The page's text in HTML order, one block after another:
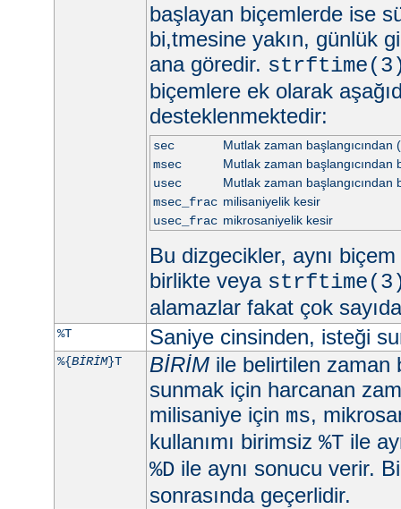
başlayan biçemlerde ise
bi,tmesine yakın, günlük
ana göredir.
biçemlere ek olarak
desteklenmektedir:
sec
Mutlak zaman başlangıcından
msec
Mutlak zaman başlangıcından
usec
Mutlak zaman başlangıcından
msec_frac milisaniyelik kesir
usec_frac mikrosaniyelik kesir
Bu dizgecikler, aynı
birlikte veya
alamazlar fakat çok
%T Saniye cinsinden, isteği
%{BİRİM}T BİRİMile belirtilen zaman
sunmak için harcanan
milisaniye için ms,
kullanımı birimsiz %Tile
%Dile aynı sonucu verir.
sonrasında geçerlidir.